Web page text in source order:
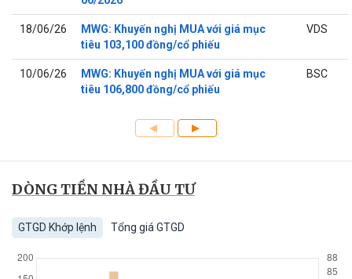
18/06/26
MWG: Khuyến nghị MUA với giá mục
tiêu 103,100 đồng/cổ phiếu
VDS
10/06/26
MWG: Khuyến nghị MUA với giá mục
tiêu 106,800 đồng/cổ phiếu
BSC
DÒNG TIỀN NHÀ ĐẦU TƯ
GTGD Khớp lệnh Tổng giá GTGD